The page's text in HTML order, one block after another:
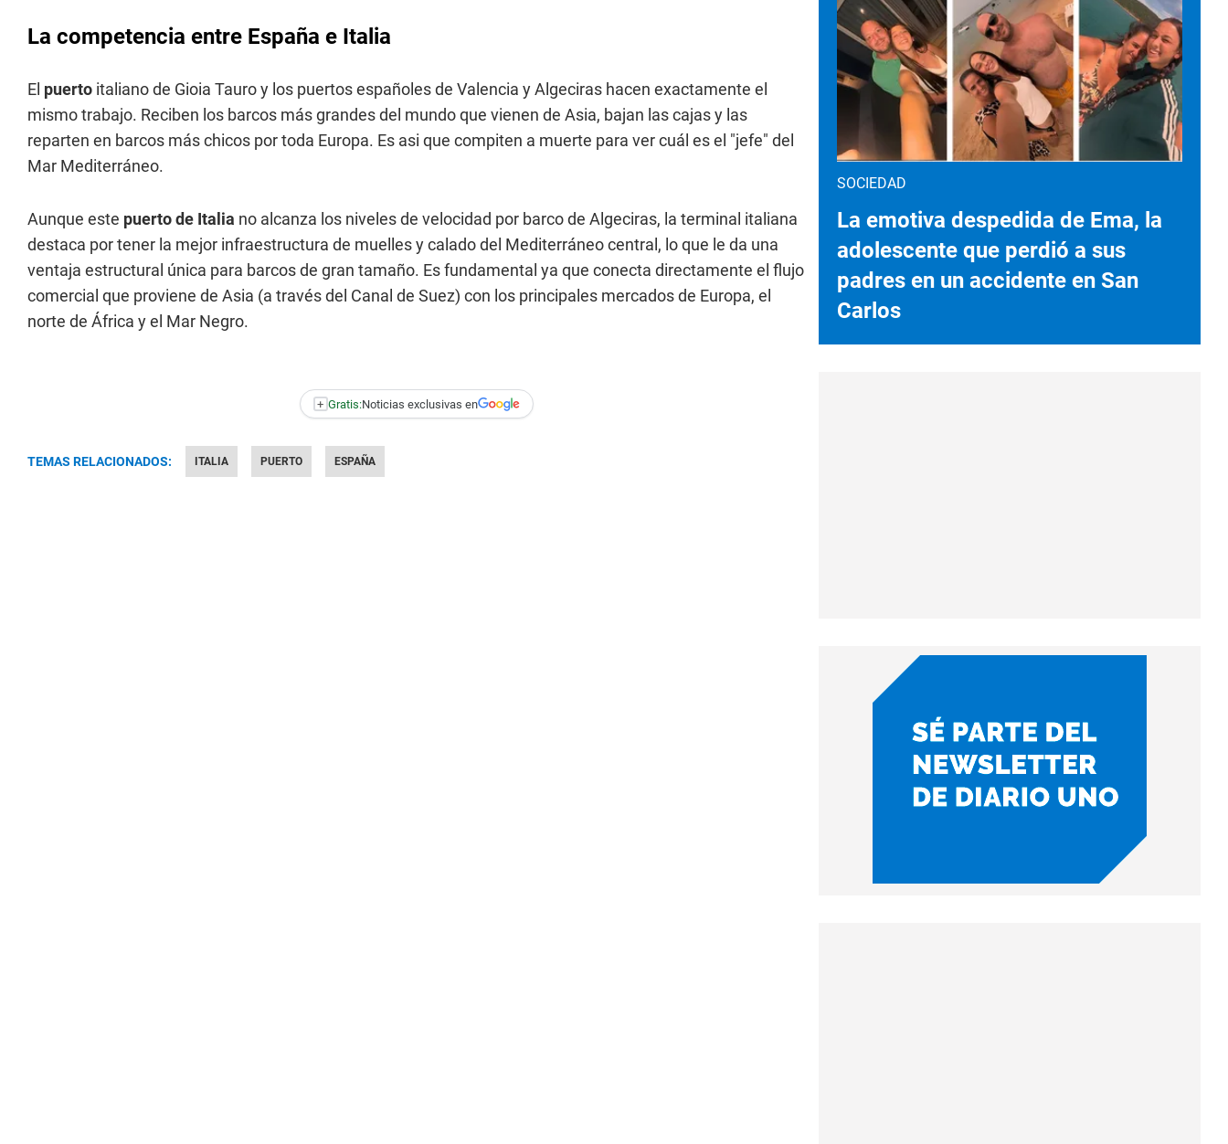
La competencia entre España e Italia
El puerto italiano de Gioia Tauro y los puertos españoles de Valencia y Algeciras hacen exactamente el
mismo trabajo. Reciben los barcos más grandes del mundo que vienen de Asia, bajan las cajas y las
reparten en barcos más chicos por toda Europa. Es asi que compiten a muerte para ver cuál es el "jefe" del
Mar Mediterráneo.
Aunque este puerto de Italia no alcanza los niveles de velocidad por barco de Algeciras, la terminal italiana
destaca por tener la mejor infraestructura de muelles y calado del Mediterráneo central, lo que le da una
ventaja estructural única para barcos de gran tamaño. Es fundamental ya que conecta directamente el flujo
comercial que proviene de Asia (a través del Canal de Suez) con los principales mercados de Europa, el
norte de África y el Mar Negro.
+ Gratis:Noticias exclusivas en
TEMAS RELACIONADOS: ITALIA PUERTO ESPAÑA
SOCIEDAD
La emotiva despedida de Ema, la
adolescente que perdió a sus
padres en un accidente en San
Carlos